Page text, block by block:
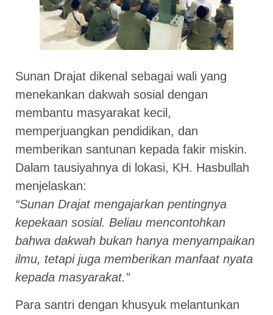
Sunan Drajat dikenal sebagai wali yang
menekankan dakwah sosial dengan
membantu masyarakat kecil,
memperjuangkan pendidikan, dan
memberikan santunan kepada fakir miskin.
Dalam tausiyahnya di lokasi, KH. Hasbullah
menjelaskan:
“Sunan Drajat mengajarkan pentingnya
kepekaan sosial. Beliau mencontohkan
bahwa dakwah bukan hanya menyampaikan
ilmu, tetapi juga memberikan manfaat nyata
kepada masyarakat.”
Para santri dengan khusyuk melantunkan